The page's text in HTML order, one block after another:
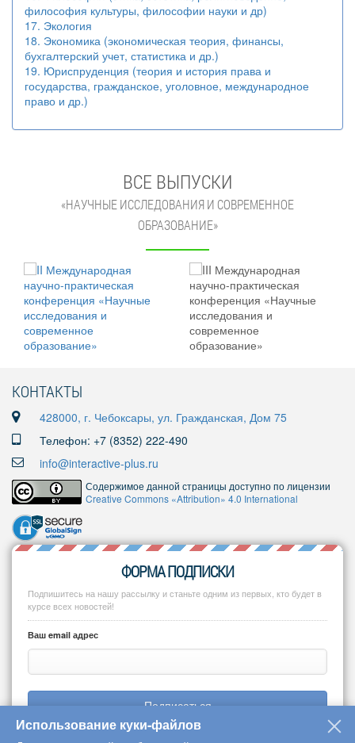
философия культуры, философии науки и др)
17. Экология
18. Экономика (экономическая теория, финансы,
бухгалтерский учет, статистика и др.)
19. Юриспруденция (теория и история права и
государства, гражданское, уголовное, международное
право и др.)
ВСЕ ВЫПУСКИ
«НАУЧНЫЕ ИССЛЕДОВАНИЯ И СОВРЕМЕННОЕ
ОБРАЗОВАНИЕ»
КОНТАКТЫ
428000, г. Чебоксары, ул. Гражданская, Дом 75
Телефон: +7 (8352) 222-490
info@interactive-plus.ru
Содержимое данной страницы доступно по лицензии
Creative Commons «Attribution» 4.0 International
ФОРМА ПОДПИСКИ
Подпишитесь на нашу рассылку и станьте одним из первых, кто будет в
курсе всех новостей!
Ваш email адрес
Подписаться
Использование куки-файлов